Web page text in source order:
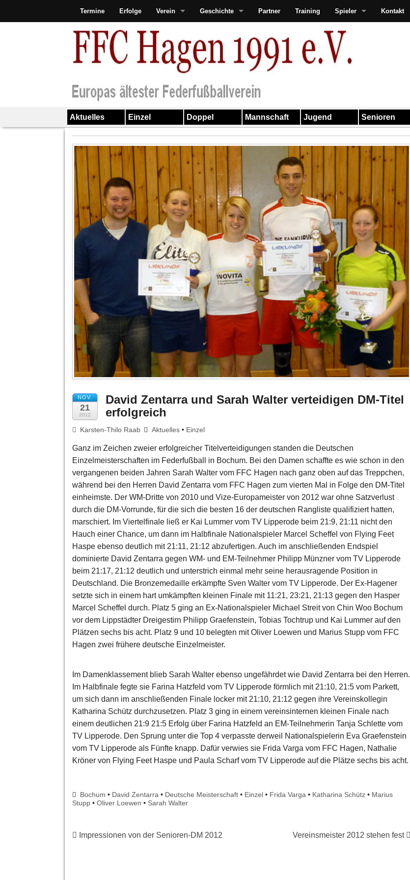
Termine Erfolge Verein Geschichte Partner Training Spieler Kontakt
Aktuelles Einzel Doppel Mannschaft Jugend Senioren
NOV.
21
2012
David Zentarra und Sarah Walter verteidigen DM-Titel
erfolgreich
Karsten-Thilo Raab Aktuelles • Einzel
Ganz im Zeichen zweier erfolgreicher Titelverteidigungen standen die Deutschen
Einzelmeisterschaften im Federfußball in Bochum. Bei den Damen schaffte es wie schon in den
vergangenen beiden Jahren Sarah Walter vom FFC Hagen nach ganz oben auf das Treppchen,
während bei den Herren David Zentarra vom FFC Hagen zum vierten Mal in Folge den DM-Titel
einheimste. Der WM-Dritte von 2010 und Vize-Europameister von 2012 war ohne Satzverlust
durch die DM-Vorrunde, für die sich die besten 16 der deutschen Rangliste qualifiziert hatten,
marschiert. Im Viertelfinale ließ er Kai Lummer vom TV Lipperode beim 21:9, 21:11 nicht den
Hauch einer Chance, um dann im Halbfinale Nationalspieler Marcel Scheffel von Flying Feet
Haspe ebenso deutlich mit 21:11, 21:12 abzufertigen. Auch im anschließenden Endspiel
dominierte David Zentarra gegen WM- und EM-Teilnehmer Philipp Münzner vom TV Lipperode
beim 21:17, 21:12 deutlich und unterstrich einmal mehr seine herausragende Position in
Deutschland. Die Bronzemedaille erkämpfte Sven Walter vom TV Lipperode. Der Ex-Hagener
setzte sich in einem hart umkämpften kleinen Finale mit 11:21, 23:21, 21:13 gegen den Hasper
Marcel Scheffel durch. Platz 5 ging an Ex-Nationalspieler Michael Streit von Chin Woo Bochum
vor dem Lippstädter Dreigestirn Philipp Graefenstein, Tobias Tochtrup und Kai Lummer auf den
Plätzen sechs bis acht. Platz 9 und 10 belegten mit Oliver Loewen und Marius Stupp vom FFC
Hagen zwei frühere deutsche Einzelmeister.
Im Damenklassement blieb Sarah Walter ebenso ungefährdet wie David Zentarra bei den Herren.
Im Halbfinale fegte sie Farina Hatzfeld vom TV Lipperode förmlich mit 21:10, 21:5 vom Parkett,
um sich dann im anschließenden Finale locker mit 21:10, 21:12 gegen ihre Vereinskollegin
Katharina Schütz durchzusetzen. Platz 3 ging in einem vereinsinternen kleinen Finale nach
einem deutlichen 21:9 21:5 Erfolg über Farina Hatzfeld an EM-Teilnehmerin Tanja Schlette vom
TV Lipperode. Den Sprung unter die Top 4 verpasste derweil Nationalspielerin Eva Graefenstein
vom TV Lipperode als Fünfte knapp. Dafür verwies sie Frida Varga vom FFC Hagen, Nathalie
Kröner von Flying Feet Haspe und Paula Scharf vom TV Lipperode auf die Plätze sechs bis acht.
Bochum • David Zentarra • Deutsche Meisterschaft • Einzel • Frida Varga • Katharina Schütz • Marius
Stupp • Oliver Loewen • Sarah Walter
Impressionen von der Senioren-DM 2012 Vereinsmeister 2012 stehen fest